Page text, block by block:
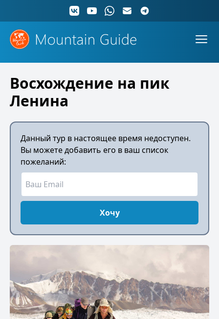
Восхождение на пик
Ленина
Данный тур в настоящее время недоступен.
Вы можете добавить его в ваш список
пожеланий:
Хочу